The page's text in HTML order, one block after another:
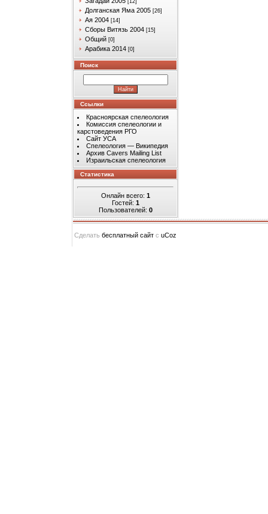
[12]
Долганская Яма 2005 [26]
Ая 2004 [14]
Сборы Витязь 2004 [15]
Общий [0]
Арабика 2014 [0]
Поиск
Ссылки
Красноярская спелеология
Комиссия спелеологии и
карстоведения РГО
Сайт УСА
Спелеология — Википедия
Архив Cavers Mailing List
Израильская спелеология
Статистика
Онлайн всего: 1
Гостей: 1
Пользователей: 0
Сделать бесплатный сайт с uCoz